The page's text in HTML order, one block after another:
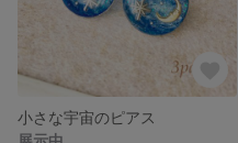
小さな宇宙のピアス